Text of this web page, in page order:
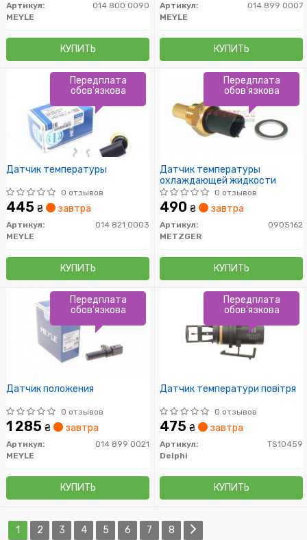
Артикул:
014 800 0090
MEYLE
КУПИТЬ
Артикул:
014 899 0007
MEYLE
КУПИТЬ
Датчик температуры
0 отзывов
445 ₴ завтра
Артикул:
014 821 0003
MEYLE
КУПИТЬ
Передплата
обов'язкова
Датчик температуры
охлаждающей жидкости
0 отзывов
490 ₴ завтра
Артикул:
0905162
METZGER
КУПИТЬ
Передплата
обов'язкова
Датчик положения
0 отзывов
1 285 ₴ завтра
Артикул:
014 899 0021
MEYLE
КУПИТЬ
Передплата
обов'язкова
Датчик температури повітря
0 отзывов
475 ₴ завтра
Артикул:
TS10459
Delphi
КУПИТЬ
Передплата
обов'язкова
1 2 3 4 5 6 7 8